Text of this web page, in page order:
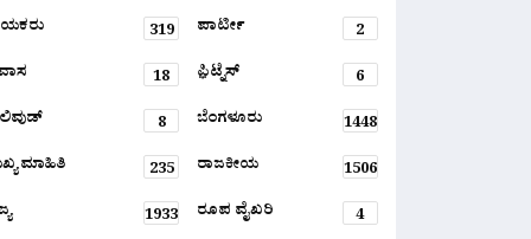
319 ಪಾರ್ಟೀ
2
18 ಫ಼ಿಟ್ನೆಸ್
6
8 ಬೆಂಗಳೂರು
1448
ಮಾಹಿತಿ
235 ರಾಜಕೀಯ
1506
1933 ರೂಪ ವೈಖರಿ
4